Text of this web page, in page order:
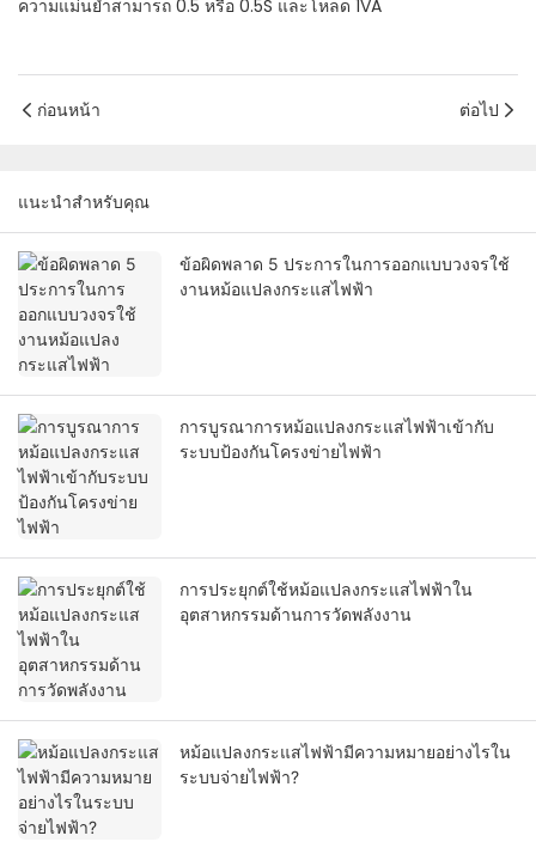
ความแม่นยำสามารถ 0.5 หรือ 0.5S และโหลด 1VA
ก่อนหน้า ต่อไป
แนะนำสำหรับคุณ
ข้อผิดพลาด 5 ประการในการออกแบบวงจรใช้
งานหม้อแปลงกระแสไฟฟ้า
การบูรณาการหม้อแปลงกระแสไฟฟ้าเข้ากับ
ระบบป้องกันโครงข่ายไฟฟ้า
การประยุกต์ใช้หม้อแปลงกระแสไฟฟ้าใน
อุตสาหกรรมด้านการวัดพลังงาน
หม้อแปลงกระแสไฟฟ้ามีความหมายอย่างไรใน
ระบบจ่ายไฟฟ้า?